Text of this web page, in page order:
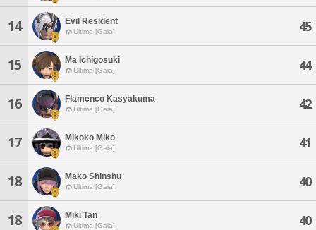
14 Evil Resident
Ultima [Gaia] 45
15 Ma Ichigosuki
Ultima [Gaia] 44
16 Flamenco Kasyakuma
Ultima [Gaia] 42
17 Mikoko Miko
Ultima [Gaia] 41
18 Mako Shinshu
Ultima [Gaia] 40
18 Miki Tan
Ultima [Gaia] 40